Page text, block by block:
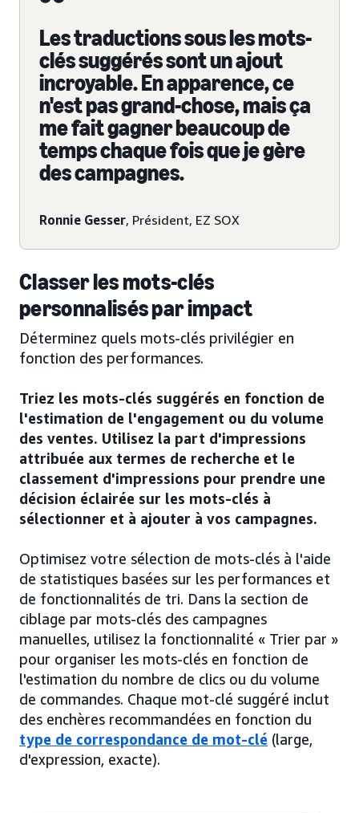
Les traductions sous les mots-
clés suggérés sont un ajout
incroyable. En apparence, ce
n'est pas grand-chose, mais ça
me fait gagner beaucoup de
temps chaque fois que je gère
des campagnes.
Ronnie Gesser, Président, EZ SOX
Classer les mots-clés
personnalisés par impact
Déterminez quels mots-clés privilégier en
fonction des performances.
Triez les mots-clés suggérés en fonction de
l'estimation de l'engagement ou du volume
des ventes. Utilisez la part d'impressions
attribuée aux termes de recherche et le
classement d'impressions pour prendre une
décision éclairée sur les mots-clés à
sélectionner et à ajouter à vos campagnes.
Optimisez votre sélection de mots-clés à l'aide
de statistiques basées sur les performances et
de fonctionnalités de tri. Dans la section de
ciblage par mots-clés des campagnes
manuelles, utilisez la fonctionnalité « Trier par »
pour organiser les mots-clés en fonction de
l'estimation du nombre de clics ou du volume
de commandes. Chaque mot-clé suggéré inclut
des enchères recommandées en fonction du
type de correspondance de mot-clé (large,
d'expression, exacte).